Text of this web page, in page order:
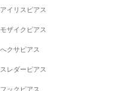
アイリスピアス
モザイクピアス
へクサピアス
スレダーピアス